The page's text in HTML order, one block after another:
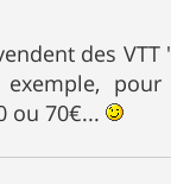
des
ou 70€...